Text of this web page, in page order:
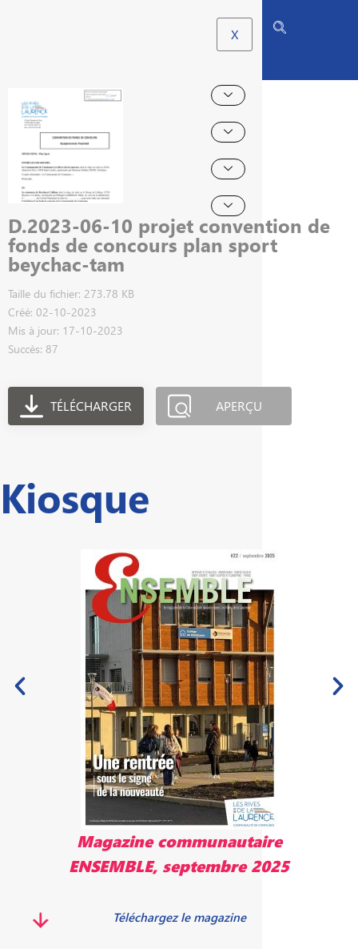
X
D.2023-06-10 projet convention de
fonds de concours plan sport
beychac-tam
Taille du fichier: 273.78 KB
Créé: 02-10-2023
Mis à jour: 17-10-2023
Succès: 87
TÉLÉCHARGER APERÇU
Kiosque
Magazine communautaire
ENSEMBLE, septembre 2025
Téléchargez le magazine